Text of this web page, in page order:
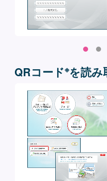
QRコード※を読み